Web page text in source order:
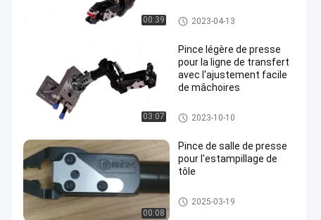
00:39 Pressez la pince
2023-04-13
03:07
Pince légère de presse
pour la ligne de transfert
avec l'ajustement facile
de mâchoires
Pressez la pince
2023-10-10
00:08
Pince de salle de presse
pour l'estampillage de
tôle
Outillage de presse de transfer
t
2025-03-19